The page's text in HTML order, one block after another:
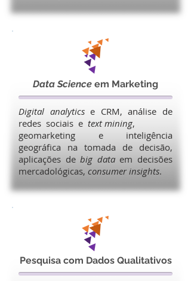
Data Science em Marketing
Digital analyticse CRM, análise de
redes sociais e text mining,
geomarketing e inteligência
geográfica na tomada de decisão,
aplicações debig dataem decisões
mercadológicas, consumer insights.
Pesquisa com Dados Qualitativos